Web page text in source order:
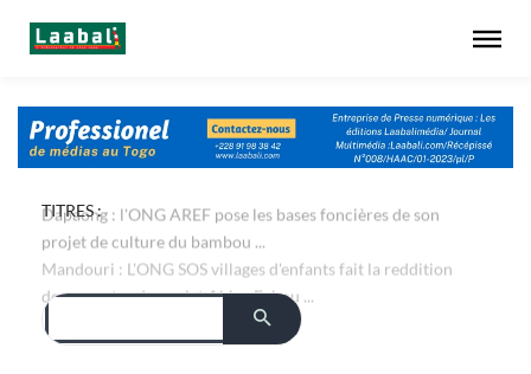
TITRES :
Mandouri : L'ONG SOS villages d'enfants fait la reddition
des comptes du projet Ablaa Fabou ...
Dapaong : l'ONG AREF pose les bases foncières de son
projet de culture du bambou ...